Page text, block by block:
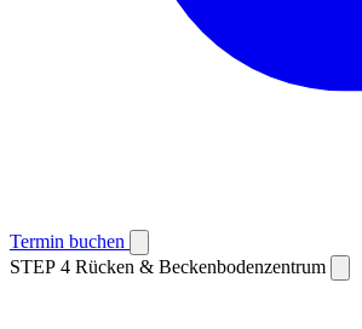
Termin buchen
STEP 4 Rücken & Beckenbodenzentrum